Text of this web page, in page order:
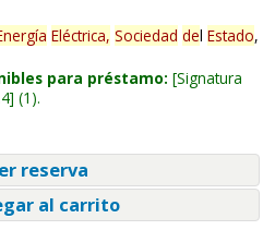
Eléctrica, Sociedad del Estado,
para préstamo: Signatura
(1).
reserva
al carrito